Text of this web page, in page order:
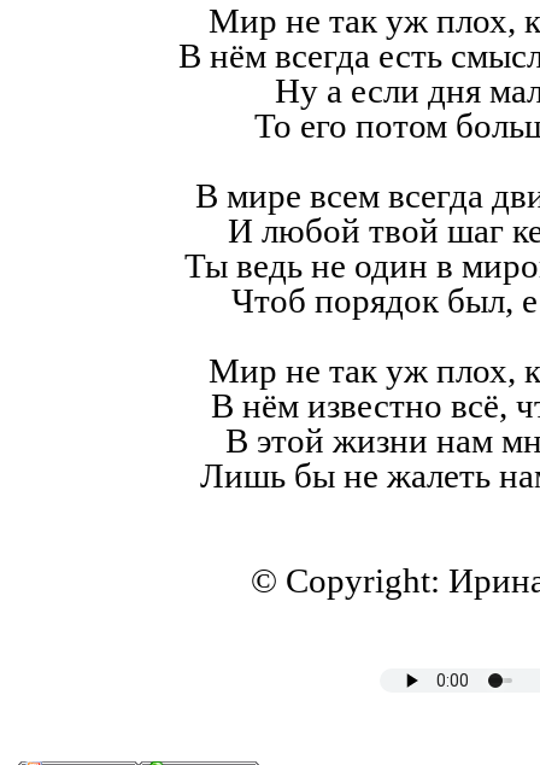
Мир не так уж плох,
В нём всегда есть
Ну а если дня
То его потом
В мире всем всегда
И любой твой шаг
Ты ведь не один в
Чтоб порядок был,
Мир не так уж плох,
В нём известно всё,
В этой жизни нам
Лишь бы не жалеть
© Copyright: